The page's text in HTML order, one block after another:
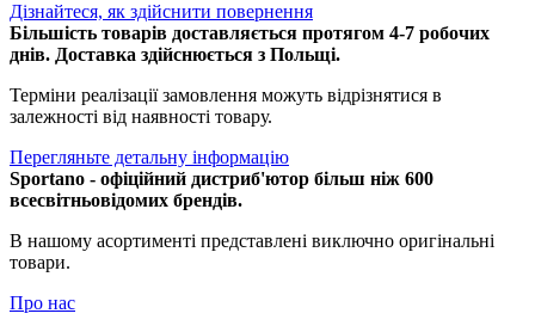
Дізнайтеся, як здійснити повернення
Більшість товарів доставляється протягом 4-7 робочих
днів. Доставка здійснюється з Польщі.
Терміни реалізації замовлення можуть відрізнятися в
залежності від наявності товару.
Перегляньте детальну інформацію
Sportano - офіційний дистриб'ютор більш ніж 600
всесвітньовідомих брендів.
В нашому асортименті представлені виключно оригінальні
товари.
Про нас